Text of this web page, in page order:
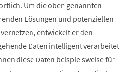
Um die oben genannten
Lösungen und potenziellen
entwickelt er den
Daten intelligent verarbeitet
diese Daten beispielsweise für